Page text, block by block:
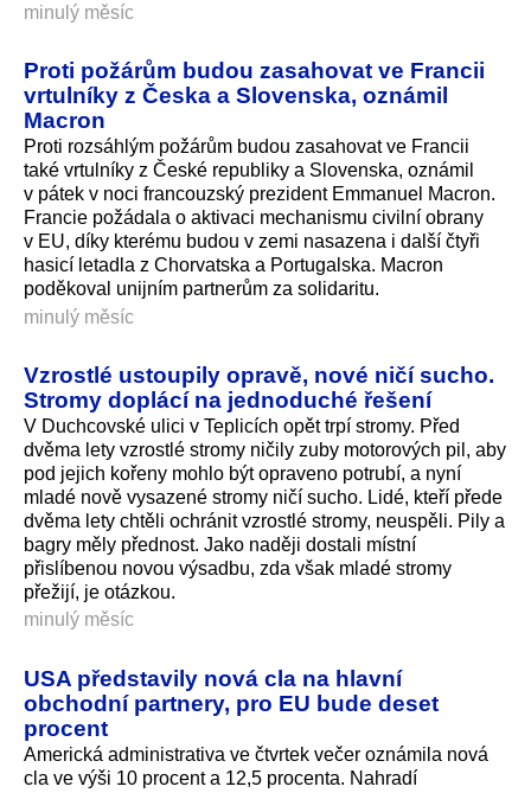
minulý měsíc
Proti požárům budou zasahovat ve Francii
vrtulníky z Česka a Slovenska, oznámil
Macron
Proti rozsáhlým požárům budou zasahovat ve Francii
také vrtulníky z České republiky a Slovenska, oznámil
v pátek v noci francouzský prezident Emmanuel Macron.
Francie požádala o aktivaci mechanismu civilní obrany
v EU, díky kterému budou v zemi nasazena i další čtyři
hasicí letadla z Chorvatska a Portugalska. Macron
poděkoval unijním partnerům za solidaritu.
minulý měsíc
Vzrostlé ustoupily opravě, nové ničí sucho.
Stromy doplácí na jednoduché řešení
V Duchcovské ulici v Teplicích opět trpí stromy. Před
dvěma lety vzrostlé stromy ničily zuby motorových pil, aby
pod jejich kořeny mohlo být opraveno potrubí, a nyní
mladé nově vysazené stromy ničí sucho. Lidé, kteří přede
dvěma lety chtěli ochránit vzrostlé stromy, neuspěli. Pily a
bagry měly přednost. Jako naději dostali místní
přislíbenou novou výsadbu, zda však mladé stromy
přežijí, je otázkou.
minulý měsíc
USA představily nová cla na hlavní
obchodní partnery, pro EU bude deset
procent
Americká administrativa ve čtvrtek večer oznámila nová
cla ve výši 10 procent a 12,5 procenta. Nahradí